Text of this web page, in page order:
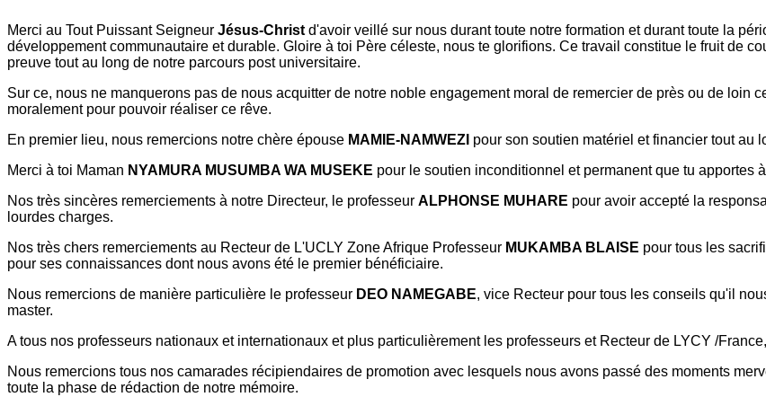
Merci au Tout Puissant Seigneur Jésus-Christ d'avoir veillé sur nous durant toute notre formation et durant toute la
développement communautaire et durable. Gloire à toi Père céleste, nous te glorifions. Ce travail constitue le fruit de
preuve tout au long de notre parcours post universitaire.
Sur ce, nous ne manquerons pas de nous acquitter de notre noble engagement moral de remercier de près ou de loin
moralement pour pouvoir réaliser ce rêve.
En premier lieu, nous remercions notre chère épouse MAMIE-NAMWEZI pour son soutien matériel et financier tout au
Merci à toi Maman NYAMURA MUSUMBA WA MUSEKE pour le soutien inconditionnel et permanent que tu apportes
Nos très sincères remerciements à notre Directeur, le professeur ALPHONSE MUHARE pour avoir accepté la
lourdes charges.
Nos très chers remerciements au Recteur de L'UCLY Zone Afrique Professeur MUKAMBA BLAISE pour tous les
pour ses connaissances dont nous avons été le premier bénéficiaire.
Nous remercions de manière particulière le professeur DEO NAMEGABE, vice Recteur pour tous les conseils qu'il
master.
A tous nos professeurs nationaux et internationaux et plus particulièrement les professeurs et Recteur de LYCY /
Nous remercions tous nos camarades récipiendaires de promotion avec lesquels nous avons passé des moments
toute la phase de rédaction de notre mémoire.